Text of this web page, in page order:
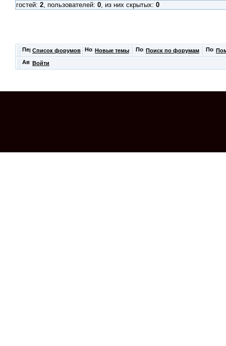
гостей: 2, пользователей: 0, из них скрытых: 0
Список форумов Новые темы Поиск по форумам
Войти